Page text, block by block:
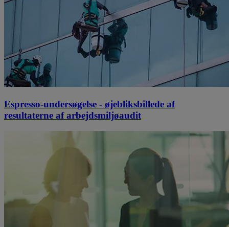
Espresso-undersøgelse - øjebliksbillede af
resultaterne af arbejdsmiljøaudit